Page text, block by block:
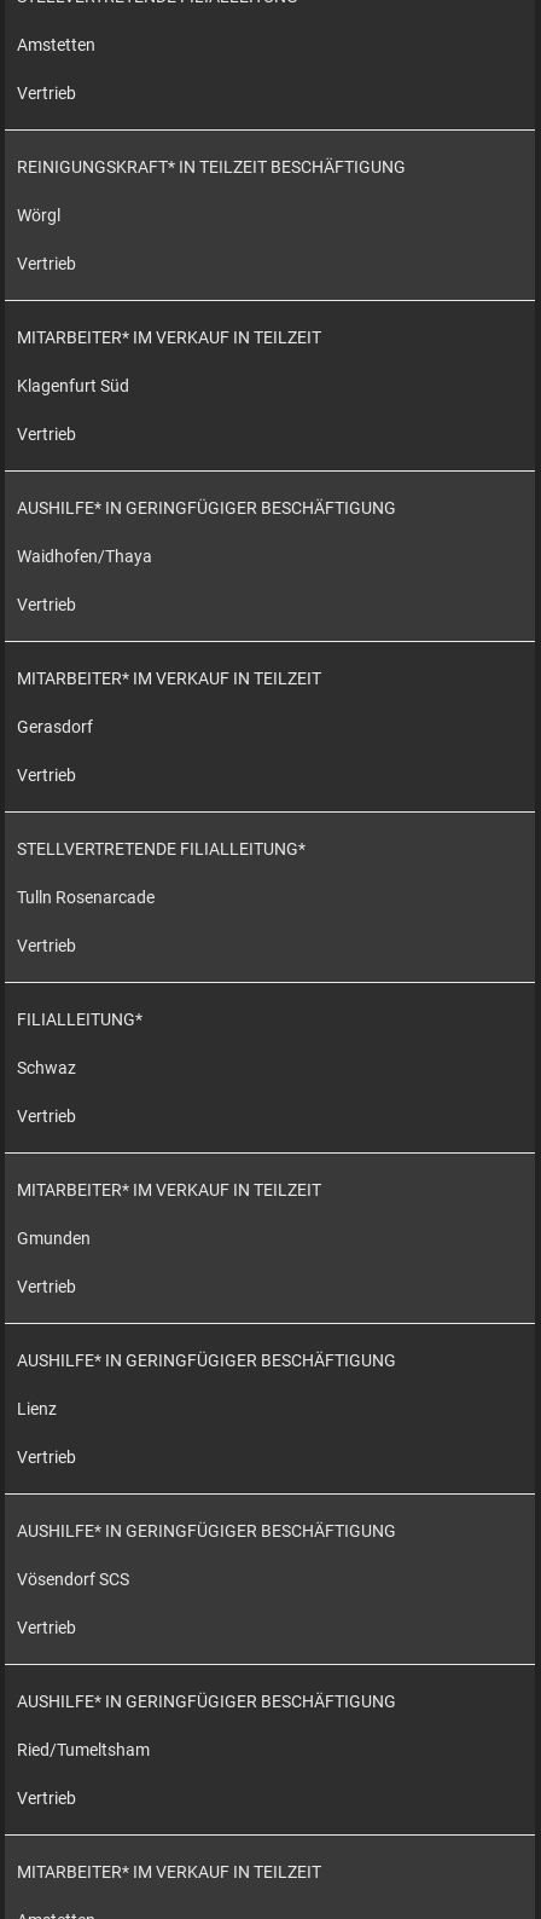
Amstetten
Vertrieb
REINIGUNGSKRAFT* IN TEILZEIT BESCHÄFTIGUNG
Wörgl
Vertrieb
MITARBEITER* IM VERKAUF IN TEILZEIT
Klagenfurt Süd
Vertrieb
AUSHILFE* IN GERINGFÜGIGER BESCHÄFTIGUNG
Waidhofen/Thaya
Vertrieb
MITARBEITER* IM VERKAUF IN TEILZEIT
Gerasdorf
Vertrieb
STELLVERTRETENDE FILIALLEITUNG*
Tulln Rosenarcade
Vertrieb
FILIALLEITUNG*
Schwaz
Vertrieb
MITARBEITER* IM VERKAUF IN TEILZEIT
Gmunden
Vertrieb
AUSHILFE* IN GERINGFÜGIGER BESCHÄFTIGUNG
Lienz
Vertrieb
AUSHILFE* IN GERINGFÜGIGER BESCHÄFTIGUNG
Vösendorf SCS
Vertrieb
AUSHILFE* IN GERINGFÜGIGER BESCHÄFTIGUNG
Ried/Tumeltsham
Vertrieb
MITARBEITER* IM VERKAUF IN TEILZEIT